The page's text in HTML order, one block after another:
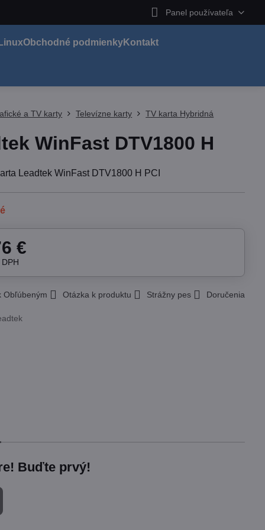
Panel používateľa
LinuxObchodné podmienkyKontakt
a TV karty Televízne karty TV karta Hybridná
WinFast DTV1800 H
Leadtek WinFast DTV1800 H PCI
€
Obľúbeným Otázka k produktu Strážny pes Doručenia
Buďte prvý!